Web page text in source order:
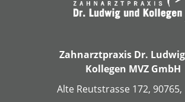
Zahnarztpraxis Dr.
Kollegen MVZ GmbH
Alte Reutstrasse 172,